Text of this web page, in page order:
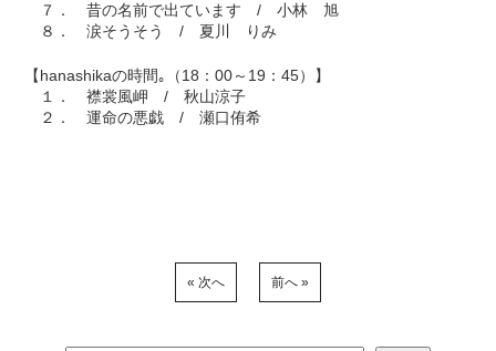
７． 昔の名前で出ています / 小林 旭
８． 涙そうそう / 夏川 りみ
【hanashikaの時間｡（18：00～19：45）】
１． 襟裳風岬 / 秋山涼子
２． 運命の悪戯 / 瀬口侑希
« 次へ 前へ »